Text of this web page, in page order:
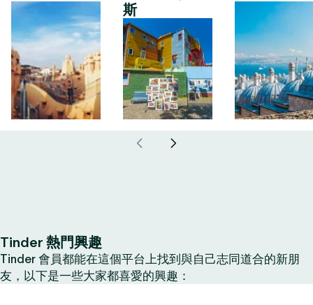
斯
Tinder 熱門興趣
Tinder 會員都能在這個平台上找到與自己志同道合的新朋
友，以下是一些大家都喜愛的興趣：